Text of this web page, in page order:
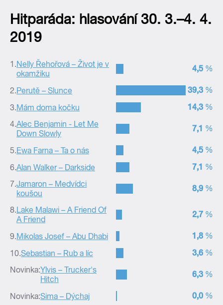
Hitparáda: hlasování 30. 3.–4. 4.
2019
1.Nelly Řehořová – Život je v
okamžiku
4,5 %
2.Perutě – Slunce 39,3 %
3.Mám doma kočku 14,3 %
4.Alec Benjamin - Let Me
Down Slowly
7,1 %
5.Ewa Farna – Ta o nás 4,5 %
6.Alan Walker – Darkside 7,1 %
7.Jamaron – Medvídci
koušou
8,9 %
8.Lake Malawi – A Friend Of
A Friend
2,7 %
9.Mikolas Josef – Abu Dhabi 1,8 %
10.Sebastian – Rub a líc 3,6 %
Novinka:Ylvis – Trucker's
Hitch
6,3 %
Novinka:Sima – Dýchaj 0,0 %